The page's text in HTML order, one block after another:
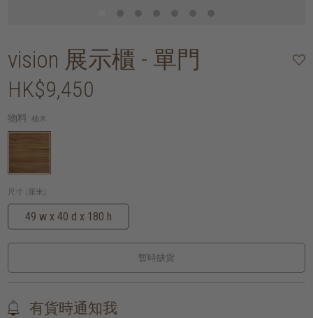
vision 展示櫃 - 單門
HK$9,450
物料: 柚木
尺寸 (厘米):
49 w x 40 d x 180 h
暫時缺貨
有貨時通知我